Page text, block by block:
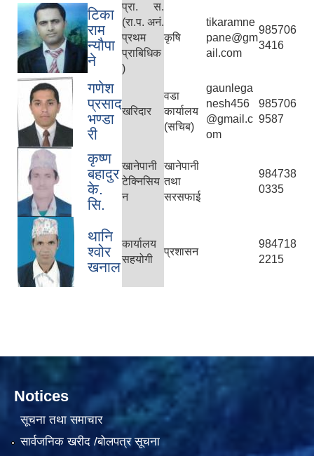
टिका
राम
न्यौपा
ने
प्रा. स.
(रा.प. अनं.
प्रथम
प्राबिधिक
)
कृषि
tikaramne
pane@gm
ail.com
985706
3416
गणेश
प्रसाद
भण्डा
री
खरिदार
वडा
कार्यालय
(सचिब)
gaunlega
nesh456
@gmail.c
om
985706
9587
कृष्ण
बहादुर
के.
सि.
खानेपानी
टेक्निसिय
न
खानेपानी
तथा
सरसफाई
984738
0335
थानि
श्वोर
खनाल
कार्यालय
सहयोगी
प्रशासन
984718
2215
Notices
सूचना तथा समाचार
सार्वजनिक खरीद /बोलपत्र सूचना